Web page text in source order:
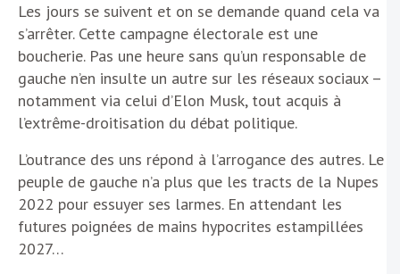
Les jours se suivent et on se demande quand cela va
s’arrêter. Cette campagne électorale est une
boucherie. Pas une heure sans qu’un responsable de
gauche n’en insulte un autre sur les réseaux sociaux –
notamment via celui d’Elon Musk, tout acquis à
l’extrême-droitisation du débat politique.
L’outrance des uns répond à l’arrogance des autres. Le
peuple de gauche n’a plus que les tracts de la Nupes
2022 pour essuyer ses larmes. En attendant les
futures poignées de mains hypocrites estampillées
2027…